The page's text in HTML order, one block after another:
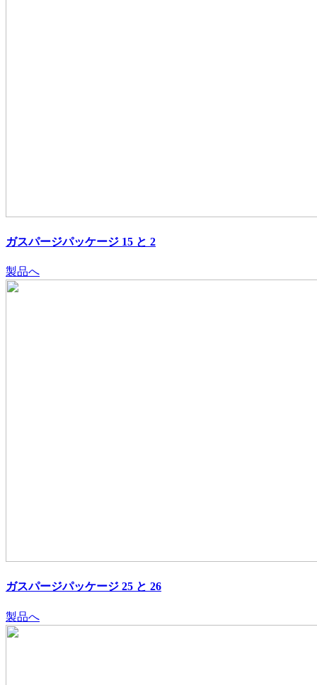
ガスパージパッケージ 15 と 2
製品へ
ガスパージパッケージ 25 と 26
製品へ